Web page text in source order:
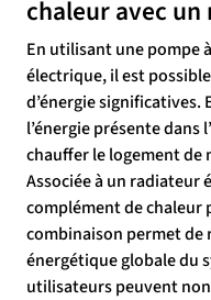
chaleur avec
En utilisant une pompe
électrique, il est
d’énergie significatives.
l’énergie présente dans
chauffer le logement de
Associée à un
complément de chaleur
combinaison permet de
énergétique globale du
utilisateurs peuvent